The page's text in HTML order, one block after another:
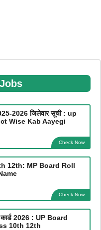
2026 जिलेवार सूची : up
Wise Kab Aayegi
Check Now
12th: MP Board Roll
Check Now
कार्ड 2026 : UP Board
10th 12th